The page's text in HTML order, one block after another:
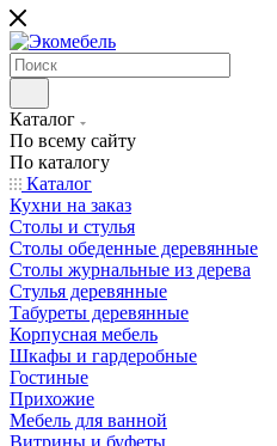
Каталог
По всему сайту
По каталогу
Каталог
Кухни на заказ
Столы и стулья
Столы обеденные деревянные
Столы журнальные из дерева
Стулья деревянные
Табуреты деревянные
Корпусная мебель
Шкафы и гардеробные
Гостиные
Прихожие
Мебель для ванной
Витрины и буфеты